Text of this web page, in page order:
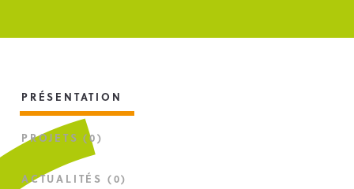
PRÉSENTATION
PROJETS (0)
ACTUALITÉS (0)